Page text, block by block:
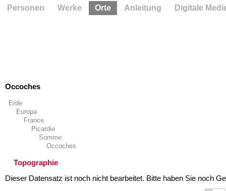
Occoches
Erde
Europa
France
Picardie
Somme
Occoches
Topographie
Dieser Datensatz ist noch nicht bearbeitet. Bitte haben Sie noch
Personen Werke Orte Anleitung Digitale